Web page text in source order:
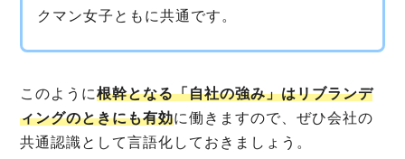
クマン女子ともに共通です。
このように根幹となる「自社の強み」はリブランデ
ィングのときにも有効に働きますので、ぜひ会社の
共通認識として言語化しておきましょう。